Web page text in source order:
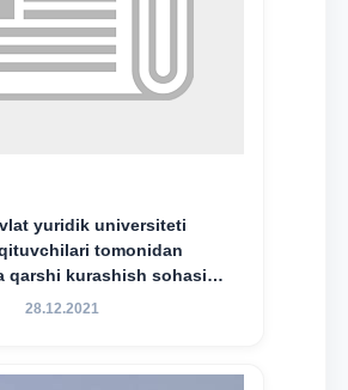
yuridik universiteti
tomonidan
qarshi kurashish sohasida
islohotlar hamda
va mahalliy ilmiy
28.12.2021